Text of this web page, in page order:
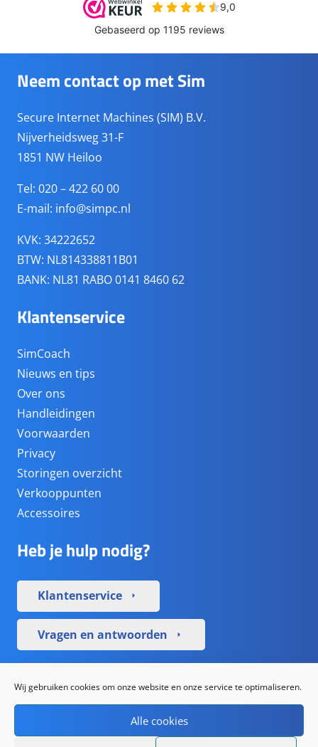
Wij gebruiken cookies om onze website en onze service te optimaliseren.
Alle cookies
Neem contact op met Sim
Secure Internet Machines (SIM) B.V.
Nijverheidsweg 31-F
1851 NW Heiloo
Tel: 020 – 422 60 00
E-mail: info@simpc.nl
KVK: 34222652
BTW: NL814338811B01
BANK: NL81 RABO 0141 8460 62
Klantenservice
SimCoach
Nieuws en tips
Over ons
Handleidingen
Voorwaarden
Privacy
Storingen overzicht
Verkooppunten
Accessoires
Heb je hulp nodig?
Klantenservice arrow_right
Vragen en antwoorden arrow_right
Sociale media